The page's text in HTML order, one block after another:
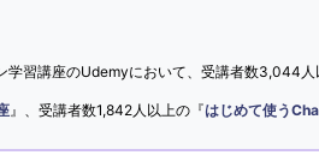
学習講座のUdemyにおいて、受講者数3,044人
』、受講者数1,842人以上の『はじめて使う